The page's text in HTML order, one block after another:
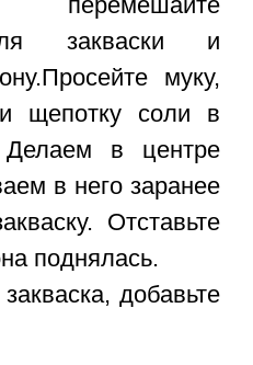
закваски и
муку,
щепотку соли в
в центре
в него заранее
Отставьте
поднялась.
добавьте